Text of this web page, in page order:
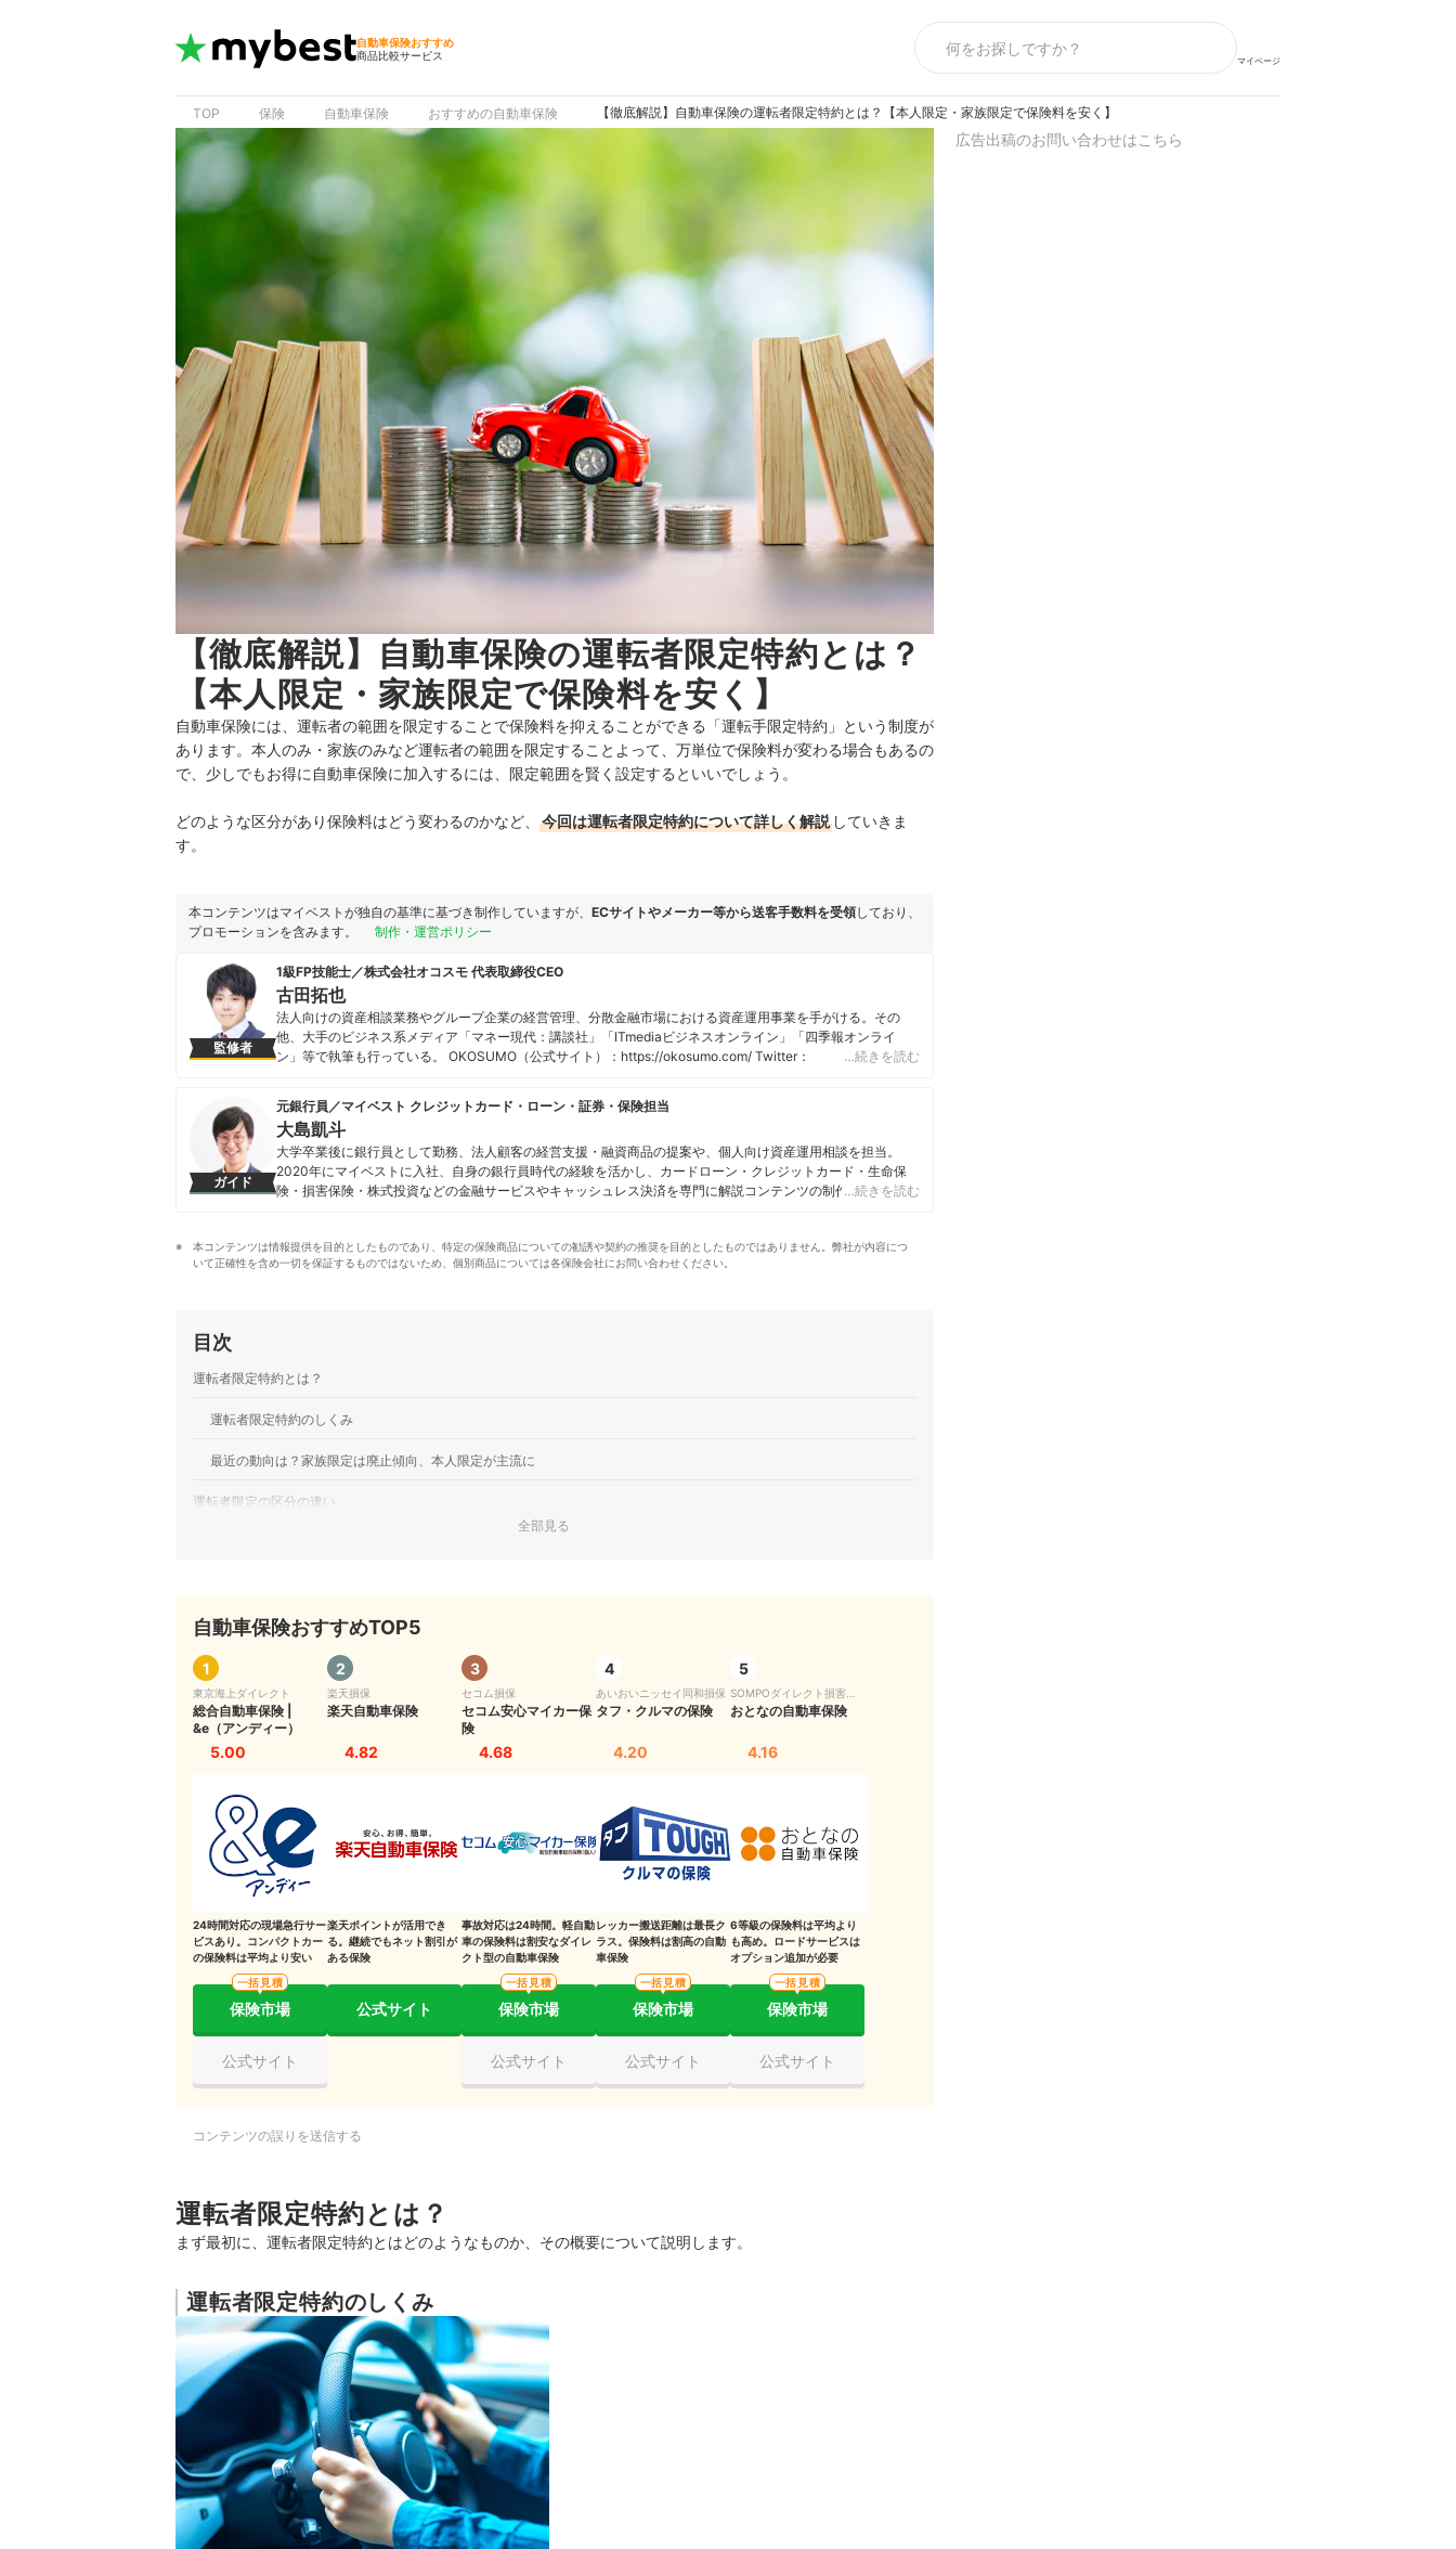
自動車保険おすすめ
商品比較サービス
マイページ
TOP 保険 自動車保険 おすすめの自動車保険 【徹底解説】自動車保険の運転者限定特約とは？【本人限定・家族限定で保険料を安く】
【徹底解説】自動車保険の運転者限定特約とは？
【本人限定・家族限定で保険料を安く】
自動車保険には、運転者の範囲を限定することで保険料を抑えることができる「運転手限定特約」という制度が
あります。本人のみ・家族のみなど運転者の範囲を限定することよって、万単位で保険料が変わる場合もあるの
で、少しでもお得に自動車保険に加入するには、限定範囲を賢く設定するといいでしょう。
どのような区分があり保険料はどう変わるのかなど、 今回は運転者限定特約について詳しく解説 していきま
す。
本コンテンツはマイベストが独自の基準に基づき制作していますが、 ECサイトやメーカー等から送客手数料を受領しており、
プロモーションを含みます。
制作・運営ポリシー
監修者
1級FP技能士／株式会社オコスモ 代表取締役CEO
古田拓也
法人向けの資産相談業務やグループ企業の経営管理、分散金融市場における資産運用事業を手がける。その
他、大手のビジネス系メディア「マネー現代：講談社」「ITmediaビジネスオンライン」「四季報オンライ
ン」等で執筆も行っている。 OKOSUMO（公式サイト）：https://okosumo.com/ Twitter：
…続きを読む
ガイド
元銀行員／マイベスト クレジットカード・ローン・証券・保険担当
大島凱斗
大学卒業後に銀行員として勤務、法人顧客の経営支援・融資商品の提案や、個人向け資産運用相談を担当。
2020年にマイベストに入社、自身の銀行員時代の経験を活かし、カードローン・クレジットカード・生命保
険・損害保険・株式投資などの金融サービスやキャッシュレス決済を専門に解説コンテンツの制作を統括す
…続きを読む
本コンテンツは情報提供を目的としたものであり、特定の保険商品についての勧誘や契約の推奨を目的としたものではありません。弊社が内容につ
いて正確性を含め一切を保証するものではないため、個別商品については各保険会社にお問い合わせください。
目次
運転者限定特約とは？
運転者限定特約のしくみ
最近の動向は？家族限定は廃止傾向、本人限定が主流に
運転者限定の区分の違い
運転者限定の設定はいつでも変更可能
自分にあった自動車保険を見つけてみましょう！
自動車保険についてはこちらの情報もチェック
全部見る
自動車保険おすすめTOP5
1
東京海上ダイレクト
総合自動車保険 |
&e（アンディー）
5.00
24時間対応の現場急行サー
ビスあり。コンパクトカー
の保険料は平均より安い
保険市場
一括見積
公式サイト
2
楽天損保
楽天自動車保険
4.82
楽天ポイントが活用でき
る。継続でもネット割引が
ある保険
公式サイト
3
セコム損保
セコム安心マイカー保
険
4.68
事故対応は24時間。軽自動
車の保険料は割安なダイレ
クト型の自動車保険
保険市場
一括見積
公式サイト
4
あいおいニッセイ同和損保
タフ・クルマの保険
4.20
レッカー搬送距離は最長ク
ラス。保険料は割高の自動
車保険
保険市場
一括見積
公式サイト
5
SOMPOダイレクト損害保
険
おとなの自動車保険
4.16
6等級の保険料は平均より
も高め。ロードサービスは
オプション追加が必要
保険市場
一括見積
公式サイト
コンテンツの誤りを送信する
運転者限定特約とは？
まず最初に、運転者限定特約とはどのようなものか、その概要について説明します。
運転者限定特約のしくみ
広告出稿のお問い合わせはこちら